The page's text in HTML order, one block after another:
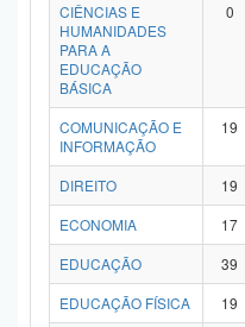
CIÊNCIAS E
HUMANIDADES
PARA A
EDUCAÇÃO
BÁSICA
0
COMUNICAÇÃO E
INFORMAÇÃO
19
DIREITO 19
ECONOMIA
17
EDUCAÇÃO
39
EDUCAÇÃO FÍSICA
19